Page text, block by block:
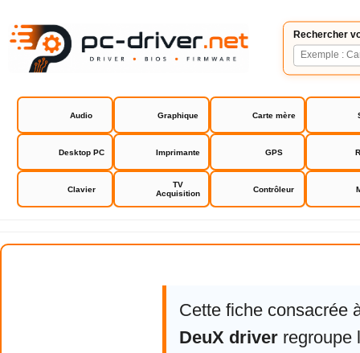
Rechercher
Audio Graphique Carte mère
Desktop PC Imprimante GPS
Clavier
TV
Acquisition
Contrôleur
Infrasonic DeuX driver
Cette fiche consacrée
DeuX driver regroupe